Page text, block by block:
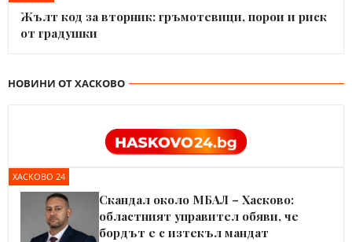
Жълт код за вторник: гръмотевици, порои и риск
от градушки
НОВИНИ ОТ ХАСКОВО
ХАСКОВО 24
Скандал около МБАЛ – Хасково:
областният управител обяви, че
бордът е с изтекъл мандат